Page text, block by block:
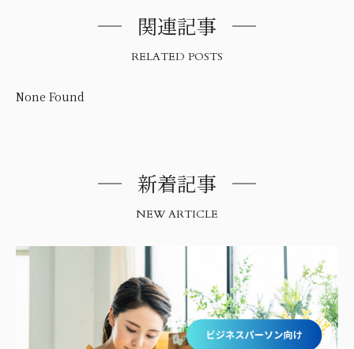
関連記事
RELATED POSTS
None Found
新着記事
NEW ARTICLE